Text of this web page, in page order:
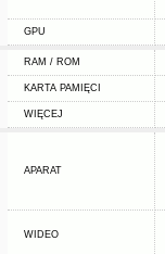
GPU
RAM / ROM
KARTA PAMIĘCI
WIĘCEJ
APARAT
WIDEO